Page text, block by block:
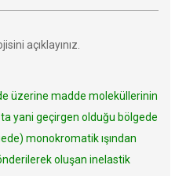
açıklayınız.
üzerine madde moleküllerinin
yani geçirgen olduğu bölgede
monokromatik ışından
oluşan inelastik